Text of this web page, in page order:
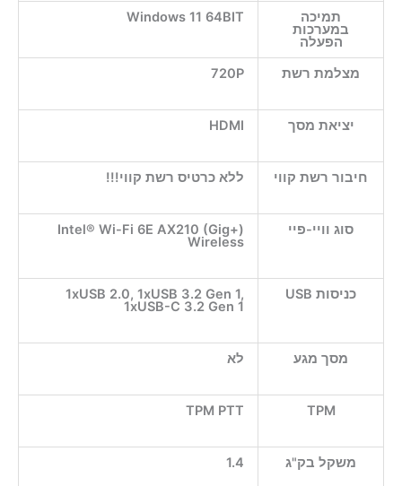
תמיכה
במערכות
הפעלה
Windows 11 64BIT
מצלמת רשת 720P
יציאת מסך HDMI
חיבור רשת קווי ללא כרטיס רשת קווי!!!
סוג וויי-פיי Intel® Wi-Fi 6E AX210 (Gig+)
Wireless
כניסות USB 1xUSB 2.0, 1xUSB 3.2 Gen 1,
1xUSB-C 3.2 Gen 1
מסך מגע לא
TPM
TPM PTT
משקל בק"ג 1.4